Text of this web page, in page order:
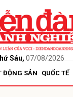
Sáu, 07/08/2026
ĐỘNG SẢN QUỐC TẾ